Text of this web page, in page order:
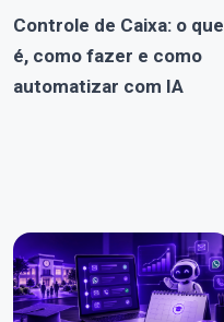
Controle de Caixa: o que
é, como fazer e como
automatizar com IA